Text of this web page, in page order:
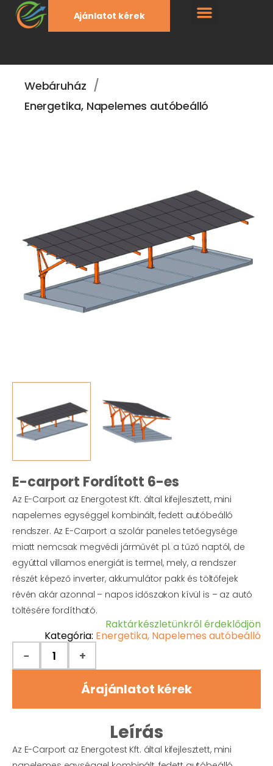
Ajánlatot kérek
Webáruház /
Energetika, Napelemes autóbeálló
E-carport Fordított 6-es
Az E-Carport az Energotest Kft. által kifejlesztett, mini
napelemes egységgel kombinált, fedett autóbeálló
rendszer. Az E-Carport a szolár paneles tetőegysége
miatt nemcsak megvédi járművét pl. a tűző naptól, de
egyúttal villamos energiát is termel, mely, a rendszer
részét képező inverter, akkumulátor pakk és töltőfejek
révén akár azonnal – napos időszakon kívül is – az autó
töltésére fordítható.
Raktárkészletünkről érdeklődjön
Kategória: Energetika, Napelemes autóbeálló
− +
Árajánlatot kérek
Leírás
Az E-Carport az Energotest Kft. által kifejlesztett, mini